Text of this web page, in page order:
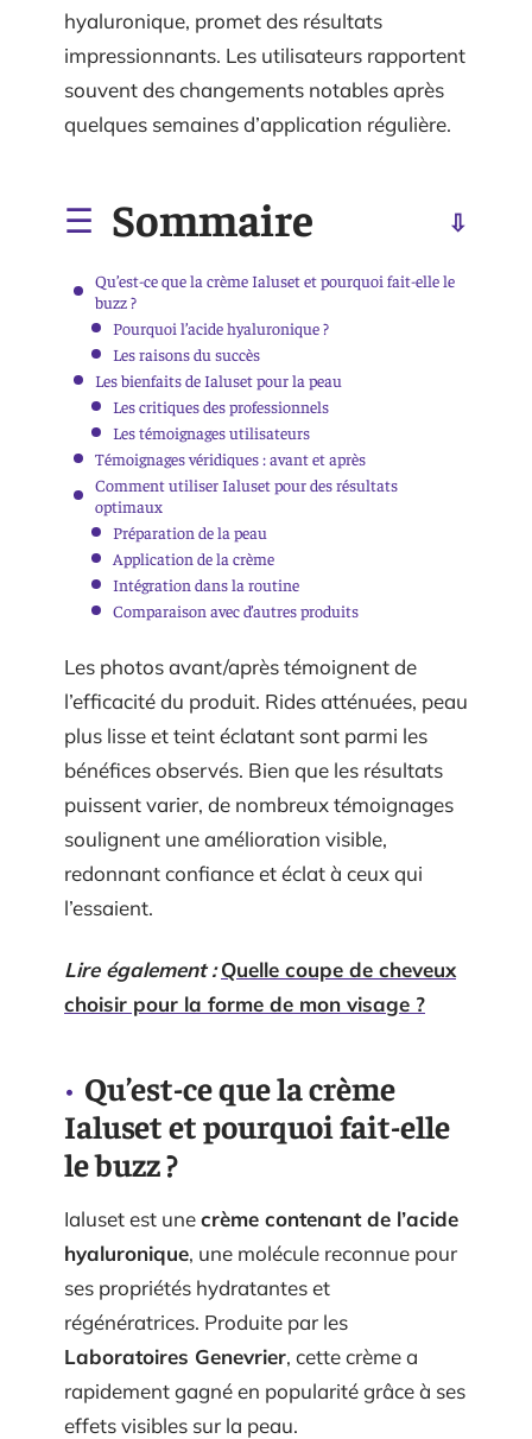
hyaluronique, promet des résultats
impressionnants. Les utilisateurs rapportent
souvent des changements notables après
quelques semaines d’application régulière.
Sommaire
Qu’est-ce que la crème Ialuset et pourquoi fait-elle le
buzz ?
Pourquoi l’acide hyaluronique ?
Les raisons du succès
Les bienfaits de Ialuset pour la peau
Les critiques des professionnels
Les témoignages utilisateurs
Témoignages véridiques : avant et après
Comment utiliser Ialuset pour des résultats
optimaux
Préparation de la peau
Application de la crème
Intégration dans la routine
Comparaison avec d’autres produits
Les photos avant/après témoignent de
l’efficacité du produit. Rides atténuées, peau
plus lisse et teint éclatant sont parmi les
bénéfices observés. Bien que les résultats
puissent varier, de nombreux témoignages
soulignent une amélioration visible,
redonnant confiance et éclat à ceux qui
l’essaient.
Lire également : Quelle coupe de cheveux
choisir pour la forme de mon visage ?
Qu’est-ce que la crème
Ialuset et pourquoi fait-elle
le buzz ?
Ialuset est unecrème contenant de l’acide
hyaluronique, une molécule reconnue pour
ses propriétés hydratantes et
régénératrices. Produite par les
Laboratoires Genevrier, cette crème a
rapidement gagné en popularité grâce à ses
effets visibles sur la peau.